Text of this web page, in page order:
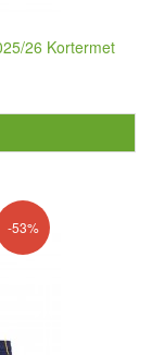
26 Kortermet
-53%